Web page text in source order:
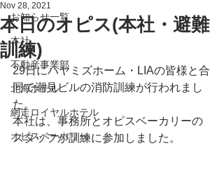
お知らせ一覧
本社
不動産事業部
北海ホテル
網走ロイヤルホテル
オピスベーカリー
本日のオピス(本社・避難
訓練)
Nov 28, 2021
29日にハヤミズホーム・LIAの皆様と合
同で潮見ビルの消防訓練が行われまし
た。
本社は、事務所とオピスベーカリーの
スタッフが訓練に参加しました。